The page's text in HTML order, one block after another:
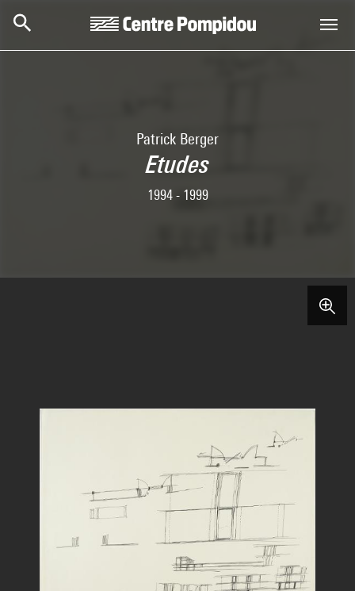
Patrick Berger
Etudes
1994 - 1999